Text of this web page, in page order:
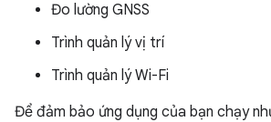
Đo lường GNSS
Trình quản lý vị trí
Trình quản lý Wi-Fi
Để đảm bảo ứng dụng của bạn chạy